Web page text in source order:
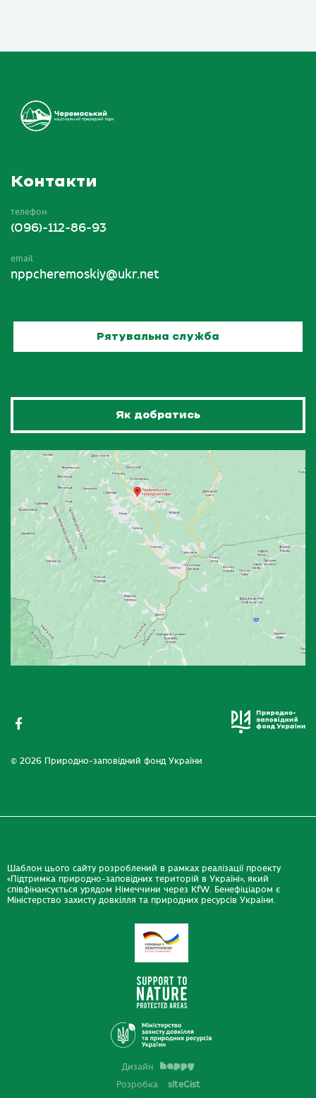
Контакти
телефон
(096)-112-86-93
email
nppcheremoskiy@ukr.net
Рятувальна служба
Як добратись
© 2026 Природно-заповідний фонд України
Шаблон цього сайту розроблений в рамках реалізації проекту
«Підтримка природно-заповідних територій в Україні», який
співфінансується урядом Німеччини через KfW. Бенефіціаром є
Міністерство захисту довкілля та природних ресурсів України.
Дизайн
Розробка
siteGist